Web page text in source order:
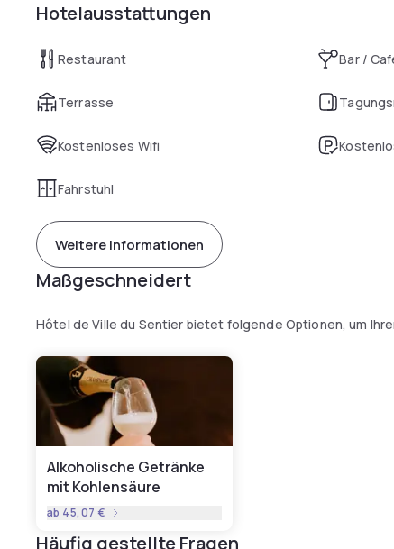
Hotelausstattungen
Restaurant Bar /
Terrasse
Kostenloses Wifi
Fahrstuhl
Weitere Informationen
Maßgeschneidert
Hôtel de Ville du Sentier bietet folgende Optionen, um
Alkoholische Getränke
mit Kohlensäure
ab 45,07 €
Häufig gestellte Fragen